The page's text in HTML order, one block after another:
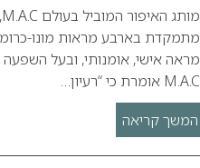
מתמקדת בארבע מראות מונו-
מראה אישי, אומנותי, ובעל
M.A.C אומרת כי “רעיון…
המשך קריאה